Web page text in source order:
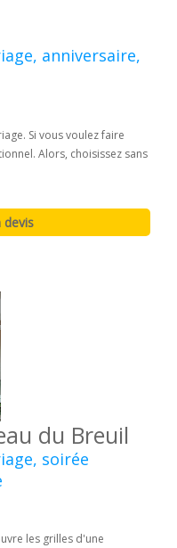
anniversaire,
Si vous voulez faire
Alors, choisissez sans
du Breuil
soirée
les grilles d'une